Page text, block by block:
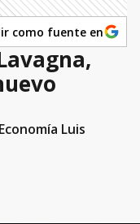
como fuente en
Luis